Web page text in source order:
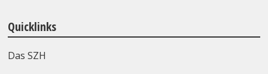
Quicklinks
Das SZH